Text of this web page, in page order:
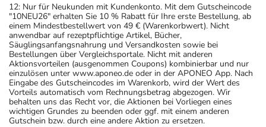
12: Nur für Neukunden mit Kundenkonto. Mit dem Gutscheincode
"10NEU26" erhalten Sie 10 % Rabatt für Ihre erste Bestellung, ab
einem Mindestbestellwert von 49 € (Warenkorbwert). Nicht
anwendbar auf rezeptpflichtige Artikel, Bücher,
Säuglingsanfangsnahrung und Versandkosten sowie bei
Bestellungen über Vergleichsportale. Nicht mit anderen
Aktionsvorteilen (ausgenommen Coupons) kombinierbar und nur
einzulösen unter www.aponeo.de oder in der APONEO App. Nach
Eingabe des Gutscheincodes im Warenkorb, wird der Wert des
Vorteils automatisch vom Rechnungsbetrag abgezogen. Wir
behalten uns das Recht vor, die Aktionen bei Vorliegen eines
wichtigen Grundes zu beenden oder ggf. mit einem anderen
Gutschein bzw. durch eine andere Aktion zu ersetzen.